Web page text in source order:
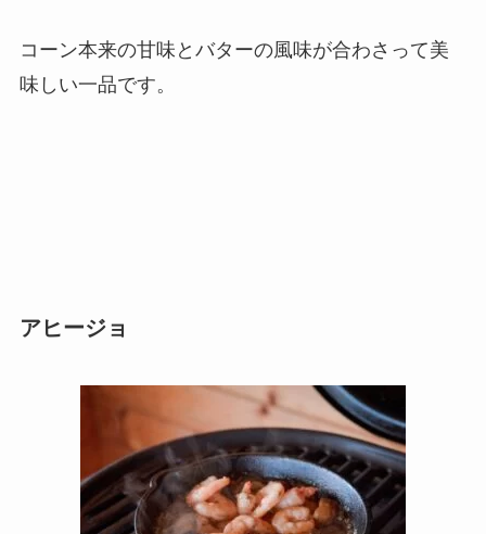
コーン本来の甘味とバターの風味が合わさって美
味しい一品です。
アヒージョ